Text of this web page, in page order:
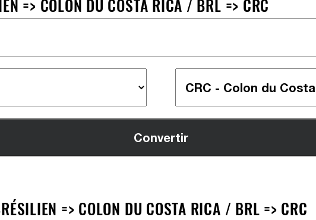
=> COLON DU COSTA RICA / BRL => CRC
=> COLON DU COSTA RICA / BRL => CRC